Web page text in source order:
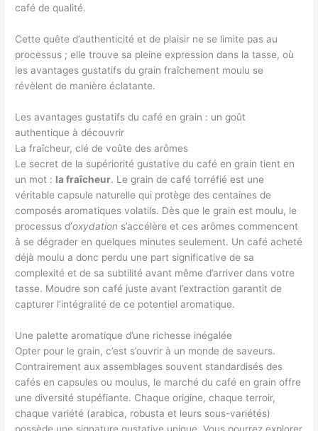
café de qualité.
Cette quête d’authenticité et de plaisir ne se limite pas au
processus ; elle trouve sa pleine expression dans la tasse, où
les avantages gustatifs du grain fraîchement moulu se
révèlent de manière éclatante.
Les avantages gustatifs du café en grain : un goût
authentique à découvrir
La fraîcheur, clé de voûte des arômes
Le secret de la supériorité gustative du café en grain tient en
un mot : la fraîcheur. Le grain de café torréfié est une
véritable capsule naturelle qui protège des centaines de
composés aromatiques volatils. Dès que le grain est moulu, le
processus d’oxydation s’accélère et ces arômes commencent
à se dégrader en quelques minutes seulement. Un café acheté
déjà moulu a donc perdu une part significative de sa
complexité et de sa subtilité avant même d’arriver dans votre
tasse. Moudre son café juste avant l’extraction garantit de
capturer l’intégralité de ce potentiel aromatique.
Une palette aromatique d’une richesse inégalée
Opter pour le grain, c’est s’ouvrir à un monde de saveurs.
Contrairement aux assemblages souvent standardisés des
cafés en capsules ou moulus, le marché du café en grain offre
une diversité stupéfiante. Chaque origine, chaque terroir,
chaque variété (arabica, robusta et leurs sous-variétés)